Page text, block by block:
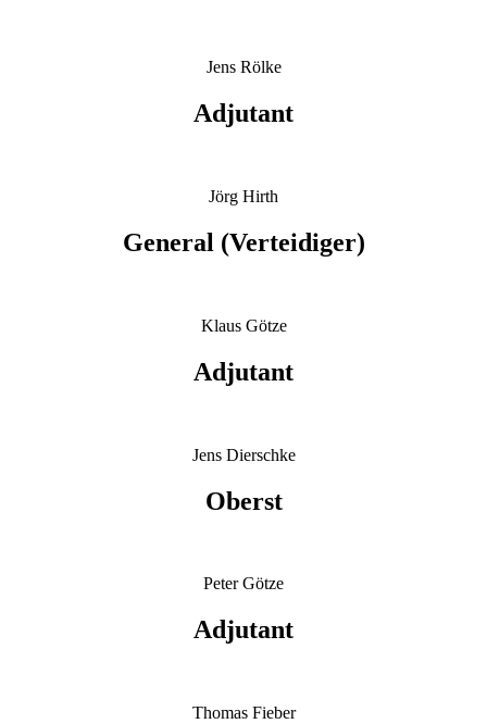
Jens Rölke
Adjutant
Jörg Hirth
General (Verteidiger)
Klaus Götze
Adjutant
Jens Dierschke
Oberst
Peter Götze
Adjutant
Thomas Fieber